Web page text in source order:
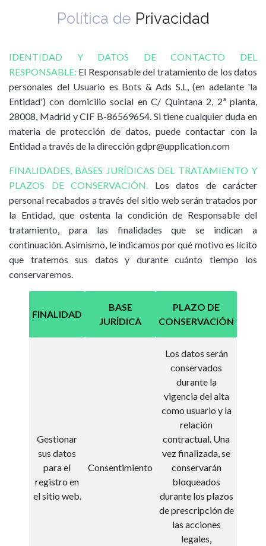
Política de Privacidad
IDENTIDAD Y DATOS DE CONTACTO DEL
RESPONSABLE: El Responsable del tratamiento de los datos
personales del Usuario es Bots & Ads S.L, (en adelante 'la
Entidad') con domicilio social en C/ Quintana 2, 2ª planta,
28008, Madrid y CIF B-86569654. Si tiene cualquier duda en
materia de protección de datos, puede contactar con la
Entidad a través de la direccióngdpr@upplication.com
FINALIDADES, BASES JURÍDICAS DEL TRATAMIENTO Y
PLAZOS DE CONSERVACIÓN.
Los datos de carácter
personal recabados a través del sitio web serán tratados por
la Entidad, que ostenta la condición de Responsable del
tratamiento, para las finalidades que se indican a
continuación. Asimismo, le indicamos por qué motivo es lícito
que tratemos sus datos y durante cuánto tiempo los
conservaremos.
FINALIDAD
BASE
JURÍDICA
PLAZO DE
CONSERVACIÓN
Gestionar
sus datos
para el
registro en
el sitio web.
Consentimiento
Los datos serán
conservados
durante la
vigencia del alta
como usuario y la
relación
contractual. Una
vez finalizada, se
conservarán
bloqueados
durante los plazos
de prescripción de
las acciones
legales,